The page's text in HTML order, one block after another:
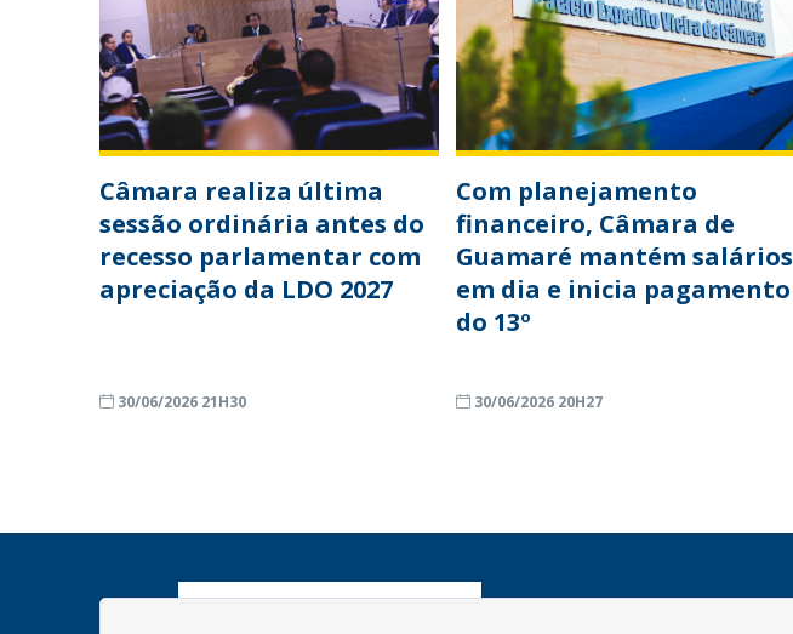
Câmara realiza última
sessão ordinária antes do
recesso parlamentar com
apreciação da LDO 2027
30/06/2026 21H30
Com planejamento
financeiro, Câmara de
Guamaré mantém salários
em dia e inicia pagamento
do 13º
30/06/2026 20H27